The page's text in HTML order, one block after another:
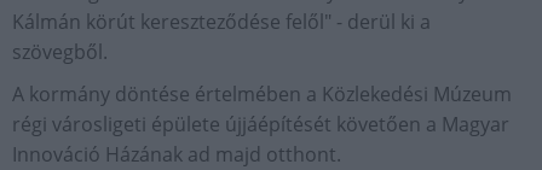
Kálmán körút kereszteződése felől" - derül ki a
szövegből.
A kormány döntése értelmében a Közlekedési Múzeum
régi városligeti épülete újjáépítését követően a Magyar
Innováció Házának ad majd otthont.